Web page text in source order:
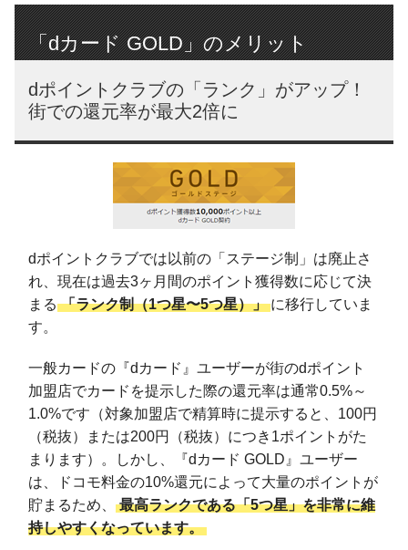
「dカード GOLD」のメリット
dポイントクラブの「ランク」がアップ！
街での還元率が最大2倍に
dポイントクラブでは以前の「ステージ制」は廃止さ
れ、現在は過去3ヶ月間のポイント獲得数に応じて決
まる 「ランク制（1つ星〜5つ星）」 に移行していま
す。
一般カードの『dカード』ユーザーが街のdポイント
加盟店でカードを提示した際の還元率は通常0.5%～
1.0%です（対象加盟店で精算時に提示すると、100円
（税抜）または200円（税抜）につき1ポイントがた
まります）。しかし、『dカード GOLD』ユーザー
は、ドコモ料金の10%還元によって大量のポイントが
貯まるため、 最高ランクである「5つ星」を非常に維
持しやすくなっています。